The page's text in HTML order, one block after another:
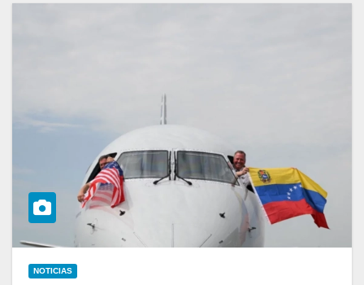
NOTICIAS